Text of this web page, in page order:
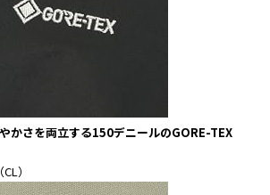
かさを両立する150デニールのGORE-TEX
）